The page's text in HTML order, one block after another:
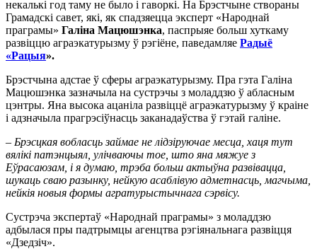
некалькі год таму не было і гаворкі. На Брэстчыне створаны
Грамадскі савет, які, як спадзяецца эксперт «Народнай
праграмы» Галіна Мацюшэнка, паспрыяе больш хуткаму
развіццю аграэкатурызму ў рэгіёне, паведамляе Радыё
«Рацыя».
Брэстчына адстае ў сферы аграэкатурызму. Пра гэта Галіна
Мацюшэнка зазначыла на сустрэчы з моладдзю ў абласным
цэнтры. Яна высока ацаніла развіццё аграэкатурызму ў краіне
і адзначыла прагрэсіўнасць заканадаўства ў гэтай галіне.
– Брэсцкая вобласць займае не лідзіруючае месца, хаця тут
вялікі патэнцыял, улічваючы тое, што яна мяжуе з
Еўрасаюзам, і я думаю, трэба больш актыўна развівацца,
шукаць сваю разынку, нейкую асаблівую адметнасць, магчыма,
нейкія новыя формы агратурыстычнага сэрвісу.
Сустрэча экспертаў «Народнай праграмы» з моладдзю
адбылася пры падтрымцы агенцтва рэгіянальнага развіцця
«Дзедзіч».